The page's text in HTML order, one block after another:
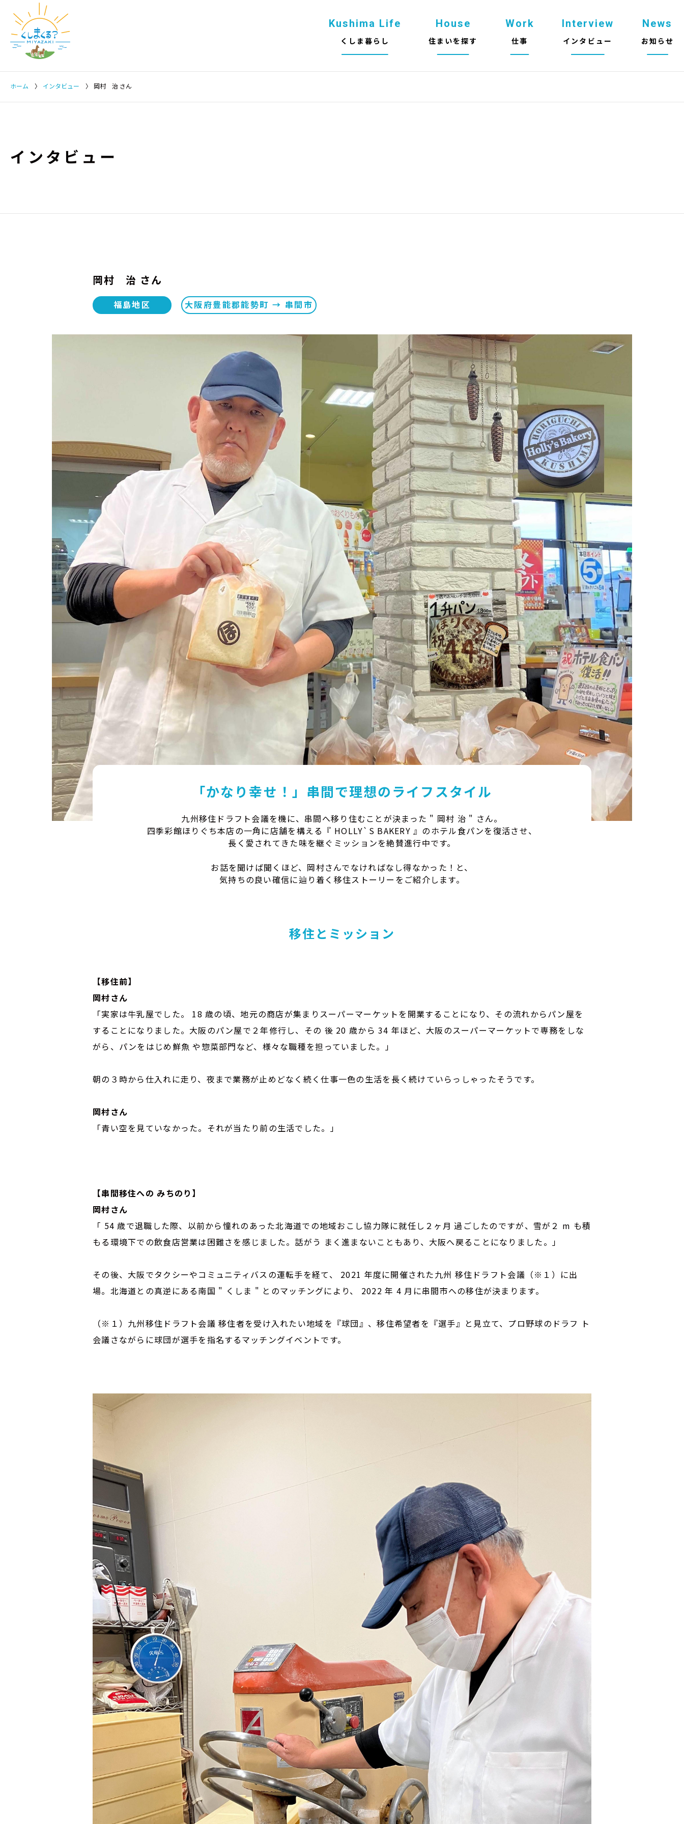
Kushima Life
くしま暮らし
House
住まいを探す
Work
仕事
Interview
インタビュー
News
お知らせ
ホーム 〉 インタビュー 〉 岡村 治 さん
インタビュー
岡村 治 さん
福島地区 大阪府豊能郡能勢町 → 串間市
「かなり幸せ！」串間で理想のライフスタイル
九州移住ドラフト会議を機に、串間へ移り住むことが決まった " 岡村 治 " さん。
四季彩館ほりぐち本店の一角に店舗を構える『 HOLLY`S BAKERY 』のホテル食パンを復活させ、
長く愛されてきた味を継ぐミッションを絶賛進行中です。
お話を聞けば聞くほど、岡村さんでなければなし得なかった！と、
気持ちの良い確信に辿り着く移住ストーリーをご紹介します。
移住とミッション
【移住前】
岡村さん
「実家は牛乳屋でした。 18 歳の頃、地元の商店が集まりスーパーマーケットを開業することになり、その流れからパン屋を
することになりました。大阪のパン屋で２年修行し、その 後 20 歳から 34 年ほど、大阪のスーパーマーケットで専務をしな
がら、パンをはじめ鮮魚 や惣菜部門など、様々な職種を担っていました。」
朝の３時から仕入れに走り、夜まで業務が止めどなく続く仕事一色の生活を長く続けていらっしゃったそうです。
岡村さん
「青い空を見ていなかった。それが当たり前の生活でした。」
【串間移住への みちのり】
岡村さん
「 54 歳で退職した際、以前から憧れのあった北海道での地域おこし協力隊に就任し２ヶ月 過ごしたのですが、雪が２ m も積
もる環境下での飲食店営業は困難さを感じました。話がう まく進まないこともあり、大阪へ戻ることになりました。」
その後、大阪でタクシーやコミュニティバスの運転手を経て、 2021 年度に開催された九州 移住ドラフト会議（※１）に出
場。北海道との真逆にある南国 " くしま " とのマッチングにより、 2022 年 4 月に串間市への移住が決まります。
（※１）九州移住ドラフト会議 移住者を受け入れたい地域を『球団』、移住希望者を『選手』と見立て、プロ野球のドラフ ト
会議さながらに球団が選手を指名するマッチングイベントです。